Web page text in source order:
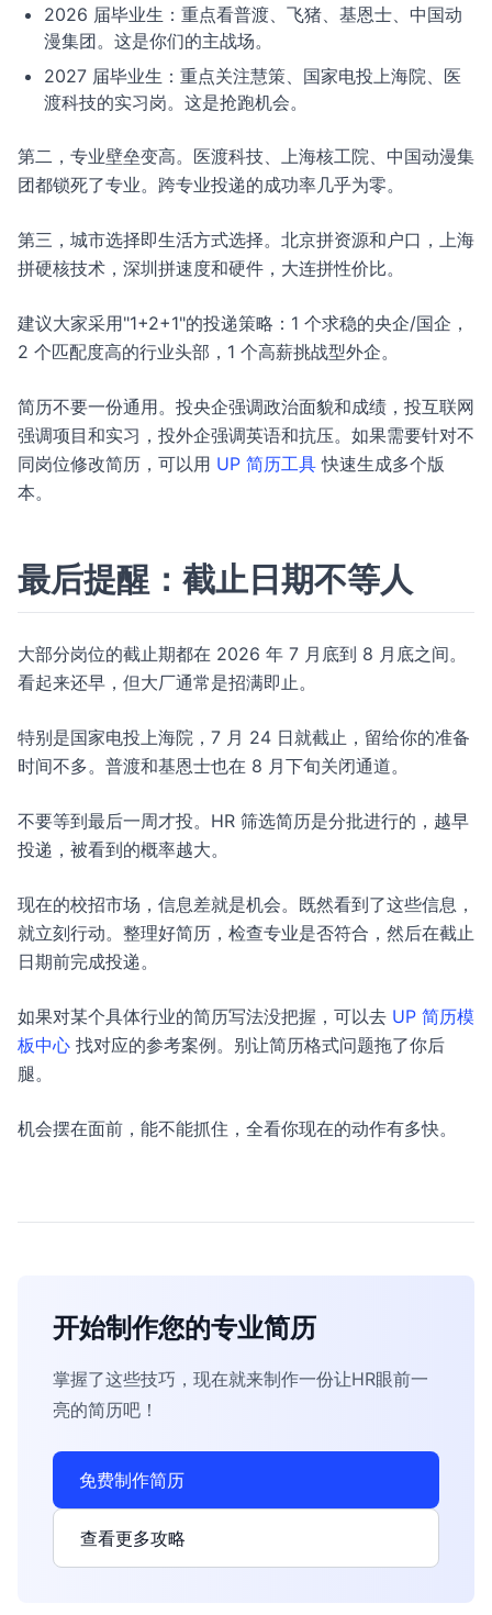
2026 届毕业生：重点看普渡、飞猪、基恩士、中国动
漫集团。这是你们的主战场。
2027 届毕业生：重点关注慧策、国家电投上海院、医
渡科技的实习岗。这是抢跑机会。
第二，专业壁垒变高。医渡科技、上海核工院、中国动漫集
团都锁死了专业。跨专业投递的成功率几乎为零。
第三，城市选择即生活方式选择。北京拼资源和户口，上海
拼硬核技术，深圳拼速度和硬件，大连拼性价比。
建议大家采用"1+2+1"的投递策略：1 个求稳的央企/国企，
2 个匹配度高的行业头部，1 个高薪挑战型外企。
简历不要一份通用。投央企强调政治面貌和成绩，投互联网
强调项目和实习，投外企强调英语和抗压。如果需要针对不
同岗位修改简历，可以用 UP 简历工具 快速生成多个版
本。
最后提醒：截止日期不等人
大部分岗位的截止期都在 2026 年 7 月底到 8 月底之间。
看起来还早，但大厂通常是招满即止。
特别是国家电投上海院，7 月 24 日就截止，留给你的准备
时间不多。普渡和基恩士也在 8 月下旬关闭通道。
不要等到最后一周才投。HR 筛选简历是分批进行的，越早
投递，被看到的概率越大。
现在的校招市场，信息差就是机会。既然看到了这些信息，
就立刻行动。整理好简历，检查专业是否符合，然后在截止
日期前完成投递。
如果对某个具体行业的简历写法没把握，可以去 UP 简历模
板中心 找对应的参考案例。别让简历格式问题拖了你后
腿。
机会摆在面前，能不能抓住，全看你现在的动作有多快。
开始制作您的专业简历
掌握了这些技巧，现在就来制作一份让HR眼前一
亮的简历吧！
免费制作简历
查看更多攻略